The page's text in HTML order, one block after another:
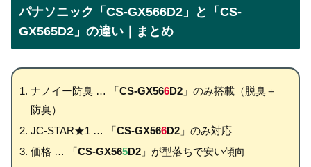
パナソニック「CS-GX566D2」と「CS-
GX565D2」の違い｜まとめ
ナノイー防臭 … 「CS-GX566D2」のみ搭載（脱臭＋
防臭）
JC-STAR★1 … 「CS-GX566D2」のみ対応
価格 … 「CS-GX565D2」が型落ちで安い傾向